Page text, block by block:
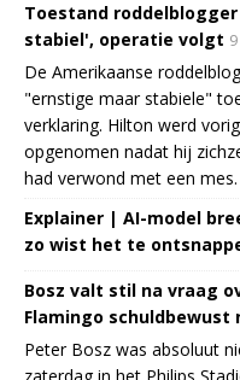
Toestand
stabiel', operatie volgt
De Amerikaanse
"ernstige maar stabiele"
verklaring. Hilton werd
opgenomen nadat hij
had verwond met een mes.
Explainer | AI-model
zo wist het te
Bosz valt stil na vraag
Flamingo schuldbewust
Peter Bosz was absoluut